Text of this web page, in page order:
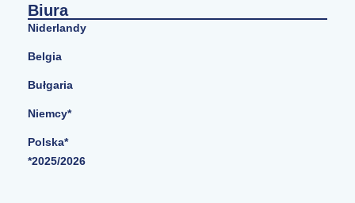
Biura
Niderlandy
Belgia
Bułgaria
Niemcy*
Polska*
*2025/2026